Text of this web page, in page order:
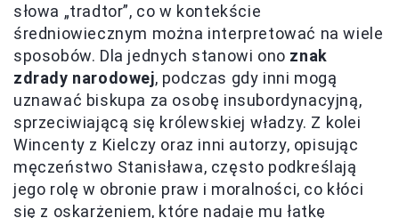
słowa „tradtor”, co w kontekście
średniowiecznym można interpretować na wiele
sposobów. Dla jednych stanowi ono znak
zdrady narodowej, podczas gdy inni mogą
uznawać biskupa za osobę insubordynacyjną,
sprzeciwiającą się królewskiej władzy. Z kolei
Wincenty z Kielczy oraz inni autorzy, opisując
męczeństwo Stanisława, często podkreślają
jego rolę w obronie praw i moralności, co kłóci
się z oskarżeniem, które nadaje mu łatkę